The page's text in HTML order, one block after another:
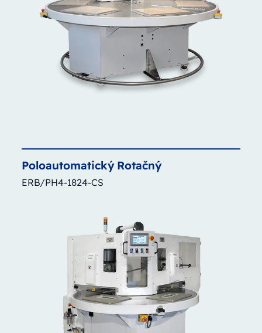
Poloautomatický Rotačný
ERB/PH4-1824-CS